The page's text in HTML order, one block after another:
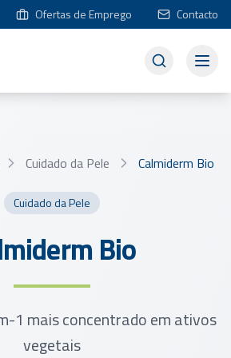
Ofertas de Emprego Contacto
Cuidado da Pele Calmiderm Bio
Cuidado da Pele
Bio
1 mais concentrado em ativos
vegetais